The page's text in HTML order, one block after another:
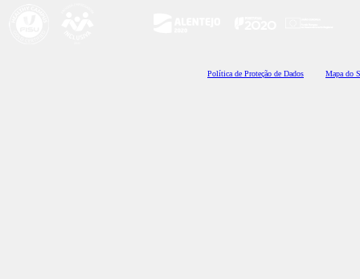
Política de Proteção de Dados Mapa do